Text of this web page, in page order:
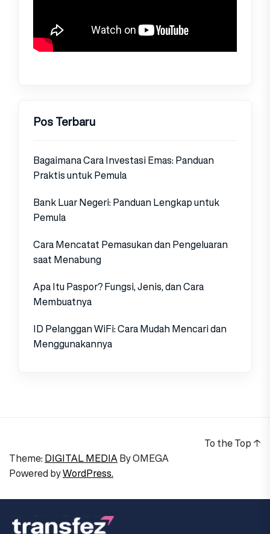
Pos Terbaru
Bagaimana Cara Investasi Emas: Panduan
Praktis untuk Pemula
Bank Luar Negeri: Panduan Lengkap untuk
Pemula
Cara Mencatat Pemasukan dan Pengeluaran
saat Menabung
Apa Itu Paspor? Fungsi, Jenis, dan Cara
Membuatnya
ID Pelanggan WiFi: Cara Mudah Mencari dan
Menggunakannya
Theme: DIGITAL MEDIAByOMEGA
Powered byWordPress.
To the Top ↑